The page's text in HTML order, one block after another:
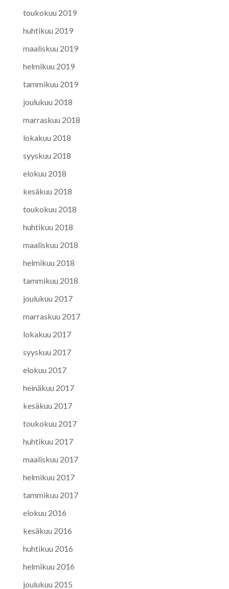
toukokuu 2019
huhtikuu 2019
maaliskuu 2019
helmikuu 2019
tammikuu 2019
joulukuu 2018
marraskuu 2018
lokakuu 2018
syyskuu 2018
elokuu 2018
kesäkuu 2018
toukokuu 2018
huhtikuu 2018
maaliskuu 2018
helmikuu 2018
tammikuu 2018
joulukuu 2017
marraskuu 2017
lokakuu 2017
syyskuu 2017
elokuu 2017
heinäkuu 2017
kesäkuu 2017
toukokuu 2017
huhtikuu 2017
maaliskuu 2017
helmikuu 2017
tammikuu 2017
elokuu 2016
kesäkuu 2016
huhtikuu 2016
helmikuu 2016
joulukuu 2015